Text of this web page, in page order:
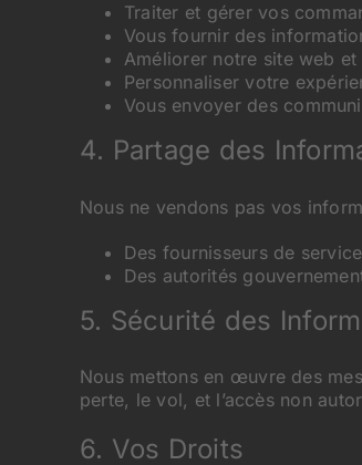
Traiter et gérer vos
Vous fournir des
Améliorer notre site web et
Personnaliser votre
Vous envoyer des
4. Partage des
Nous ne vendons pas vos
Des fournisseurs de
Des autorités
5. Sécurité des
Nous mettons en œuvre des
perte, le vol, et l’accès non
6. Vos Droits